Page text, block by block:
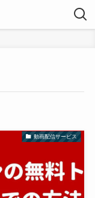
動画配信サービス